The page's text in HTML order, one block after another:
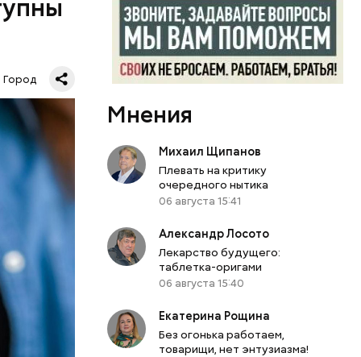
Город
Мнения
Михаил Щипанов
Плевать на критику
очередного нытика
06 августа 15:41
Александр Лосото
Лекарство будущего:
таблетка-оригами
06 августа 15:40
Екатерина Рощина
Без огонька работаем,
товарищи, нет энтузиазма!